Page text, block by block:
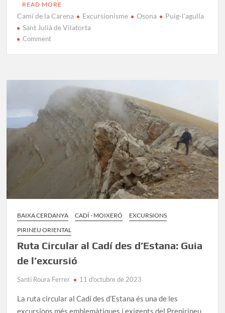
READ MORE
Camí de la Carena Excursionisme Osona
Puig-l'agulla
Sant Julià de Vilatorta
Commenton
de
la
Carena:
Excursió
de
Sant
Julià
Vilalleons
BAIXA CERDANYA CADÍ - MOIXERÓ
EXCURSIONS
PIRINEU ORIENTAL
Ruta Circular al Cadí des d’Estana: Guia
de l’excursió
Santi Roura Ferrer 11 d'octubre de 2023
La ruta circular al Cadí des d’Estana és una de les
excursions més emblemàtiques i exigents del Prepirineu